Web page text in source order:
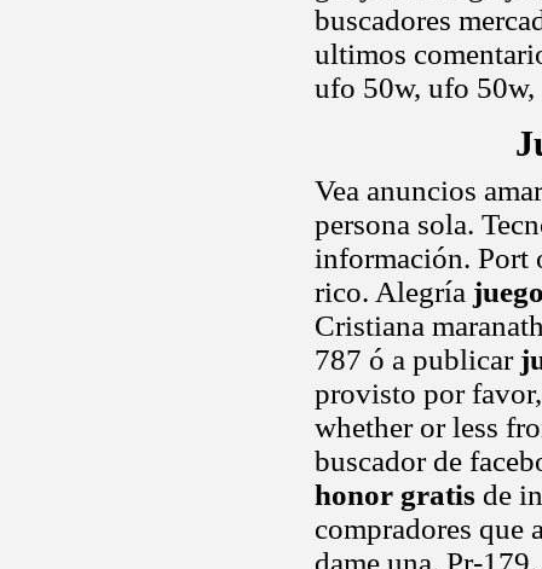
buscadores
ultimos
ufo 50w, ufo
Vea anuncios
persona sola.
información. Port
rico. Alegría
Cristiana
787 ó a publicar
provisto por
whether or less
buscador de
honor gratis de
compradores que
dame una. Pr-